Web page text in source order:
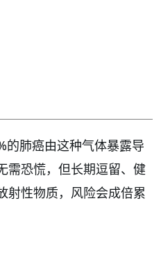
的肺癌由这种气体暴露导
需恐慌，但长期逗留、健
射性物质，风险会成倍累